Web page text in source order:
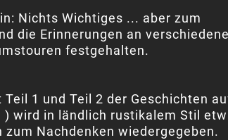
Nichts Wichtiges ... aber zum
die Erinnerungen an verschiedene
festgehalten.
1 und Teil 2 der Geschichten
wird in ländlich rustikalem Stil
zum Nachdenken wiedergegeben.